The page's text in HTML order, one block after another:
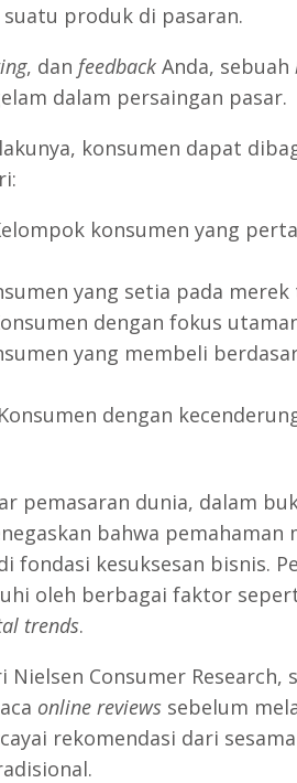
produk di pasaran.
, dan feedbackAnda, sebuah
dalam persaingan pasar.
konsumen dapat
konsumen yang
yang setia pada
dengan fokus
yang membeli
dengan
pemasaran dunia, dalam
bahwa
fondasi kesuksesan bisnis.
oleh berbagai faktor
trends.
Consumer Research,
online reviews sebelum
rekomendasi dari